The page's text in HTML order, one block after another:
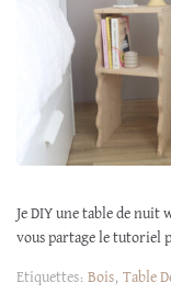
Je DIY une table de nuit
vous partage le tutoriel
Etiquettes: Bois, Table